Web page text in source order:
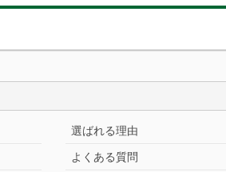
選ばれる理由
よくある質問